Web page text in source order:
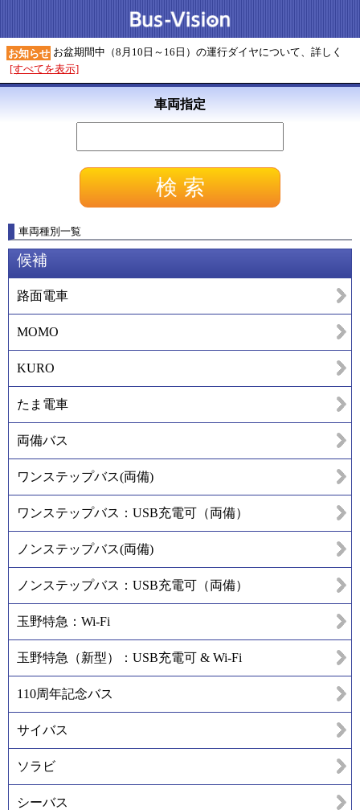
お知らせ お盆期間中（8月10日～16日）の運行ダイヤについて、詳しく
[すべてを表示]
車両指定
車両種別一覧
候補
路面電車
MOMO
KURO
たま電車
両備バス
ワンステップバス(両備)
ワンステップバス：USB充電可（両備）
ノンステップバス(両備)
ノンステップバス：USB充電可（両備）
玉野特急：Wi-Fi
玉野特急（新型）：USB充電可 & Wi-Fi
110周年記念バス
サイバス
ソラビ
シーバス